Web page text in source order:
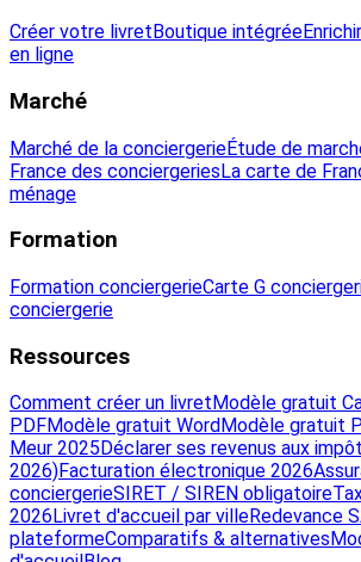
Créer votre livretBoutique intégrée
en ligne
Marché
Marché de la conciergerieÉtude de
France des conciergeriesLa carte de
ménage
Formation
Formation conciergerieCarte G
conciergerie
Ressources
Comment créer un livret Modèle gratuit
PDFModèle gratuit Word Modèle gratuit
Meur 2025 Déclarer ses revenus aux
2026)Facturation électronique 2026
conciergerieSIRET / SIREN obligatoire
2026 Livret d'accueil par villeRedevance
plateformeComparatifs & alternatives